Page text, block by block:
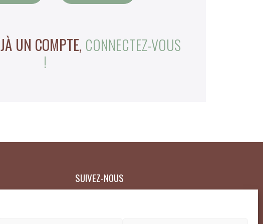
UN COMPTE, CONNECTEZ-VOUS
!
SUIVEZ-NOUS